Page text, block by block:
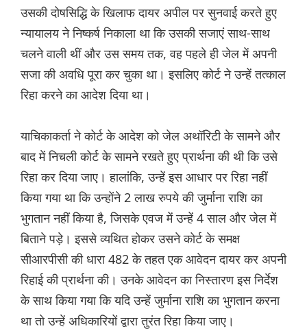
उसकी दोषसिद्धि के खिलाफ दायर अपील पर सुनवाई करते हुए
न्यायालय ने निष्कर्ष निकाला था कि उसकी सजाएं साथ-साथ
चलने वाली थीं और उस समय तक, वह पहले ही जेल में अपनी
सजा की अवधि पूरा कर चुका था। इसलिए कोर्ट ने उन्हें तत्काल
रिहा करने का आदेश दिया था।
याचिकाकर्ता ने कोर्ट के आदेश को जेल अथॉरिटी के सामने और
बाद में निचली कोर्ट के सामने रखते हुए प्रार्थना की थी कि उसे
रिहा कर दिया जाए। हालांकि, उन्हें इस आधार पर रिहा नहीं
किया गया था कि उन्होंने 2 लाख रुपये की जुर्माना राशि का
भुगतान नहीं किया है, जिसके एवज में उन्हें 4 साल और जेल में
बिताने पड़े। इससे व्यथित होकर उसने कोर्ट के समक्ष
सीआरपीसी की धारा 482 के तहत एक आवेदन दायर कर अपनी
रिहाई की प्रार्थना की। उनके आवेदन का निस्तारण इस निर्देश
के साथ किया गया कि यदि उन्हें जुर्माना राशि का भुगतान करना
था तो उन्हें अधिकारियों द्वारा तुरंत रिहा किया जाए।